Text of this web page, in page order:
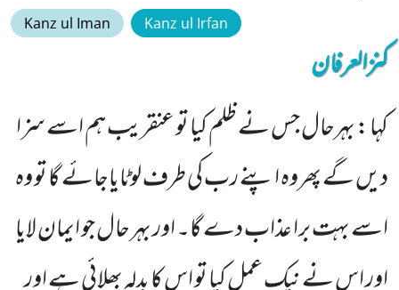
Kanz ul Iman Kanz ul Irfan
کنزالعرفان
کہا : بہرحال جس نے ظلم کیا تو عنقریب ہم اسے سزا
دیں گے پھروہ اپنے رب کی طرف لوٹایاجائے گا تو وہ
اسے بہت برا عذاب دے گا۔ اور بہر حال جو ایمان لایا
اور اس نے نیک عمل کیا تو اس کا بدلہ بھلائی ہے اور